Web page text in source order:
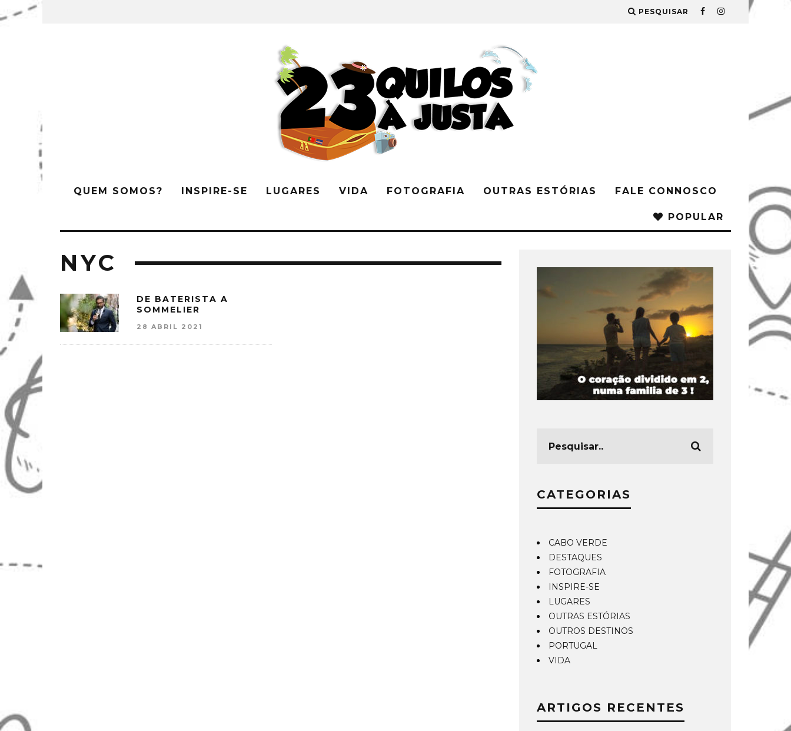
PESQUISAR
QUEM SOMOS? INSPIRE-SE LUGARES VIDA FOTOGRAFIA OUTRAS ESTÓRIAS FALE CONNOSCO
POPULAR
NYC
DE BATERISTA A
SOMMELIER
28 ABRIL 2021
CATEGORIAS
CABO VERDE
DESTAQUES
FOTOGRAFIA
INSPIRE-SE
LUGARES
OUTRAS ESTÓRIAS
OUTROS DESTINOS
PORTUGAL
VIDA
ARTIGOS RECENTES